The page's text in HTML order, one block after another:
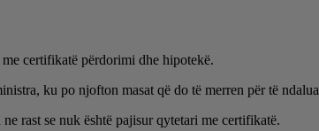
certifikatë përdorimi dhe hipotekë.
ku po njofton masat që do të merren për të
rast se nuk është pajisur qytetari me certifikatë.